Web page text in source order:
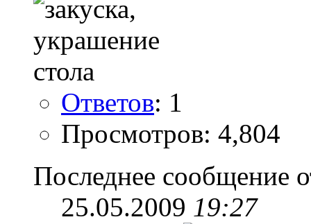
Ответов: 1
Просмотров: 4,804
Последнее сообщение
25.05.2009 19:27